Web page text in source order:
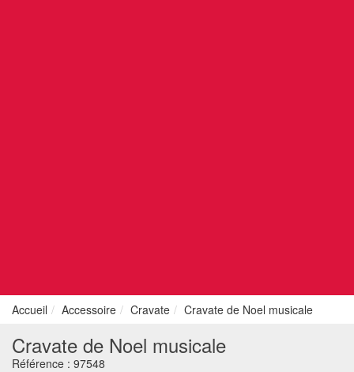
Accueil Accessoire Cravate Cravate de Noel musicale
Cravate de Noel musicale
Référence : 97548